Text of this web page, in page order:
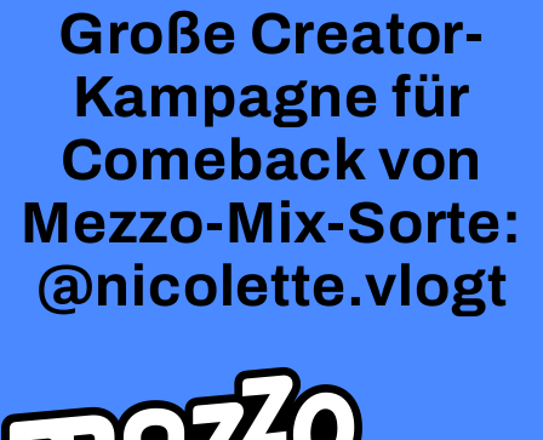
Große Creator-
Kampagne für
Comeback von
Mezzo-Mix-Sorte:
@nicolette.vlogt